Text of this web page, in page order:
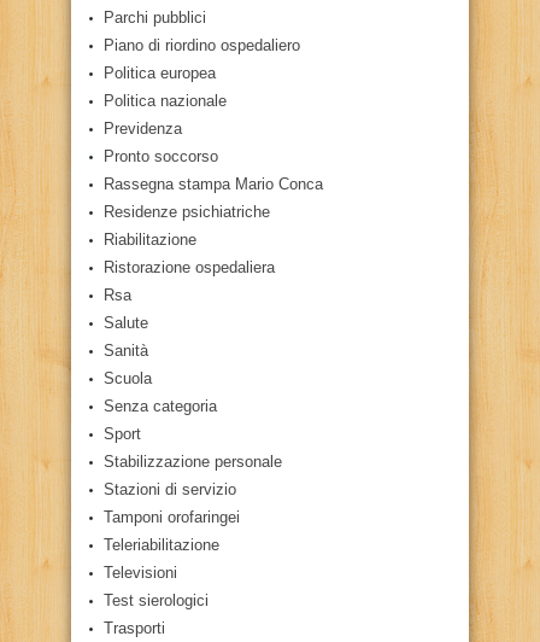
Parchi pubblici
Piano di riordino ospedaliero
Politica europea
Politica nazionale
Previdenza
Pronto soccorso
Rassegna stampa Mario Conca
Residenze psichiatriche
Riabilitazione
Ristorazione ospedaliera
Rsa
Salute
Sanità
Scuola
Senza categoria
Sport
Stabilizzazione personale
Stazioni di servizio
Tamponi orofaringei
Teleriabilitazione
Televisioni
Test sierologici
Trasporti